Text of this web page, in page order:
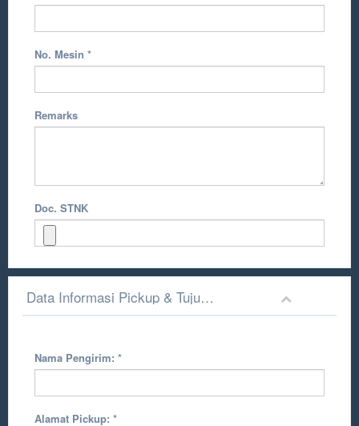
No. Mesin *
Remarks
Doc. STNK
Data Informasi Pickup & Tujuan Pengiriman
Nama Pengirim: *
Alamat Pickup: *